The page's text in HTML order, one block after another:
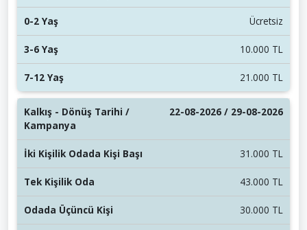
Ücretsiz
10.000 TL
21.000 TL
22-08-2026 / 29-08-2026
31.000 TL
43.000 TL
30.000 TL